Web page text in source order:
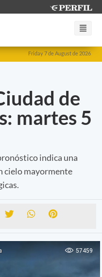
Friday 7 de August de 2026
de
martes 5
indica una
cielo mayormente